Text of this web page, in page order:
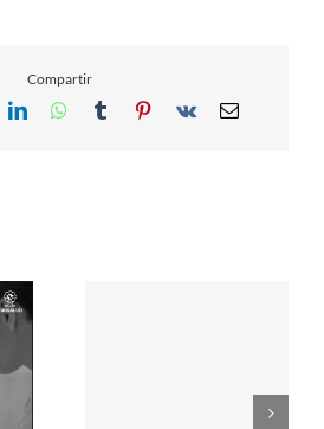
Compartir
LinkedInWhatsApp
TumblrPinterest
Vk Email